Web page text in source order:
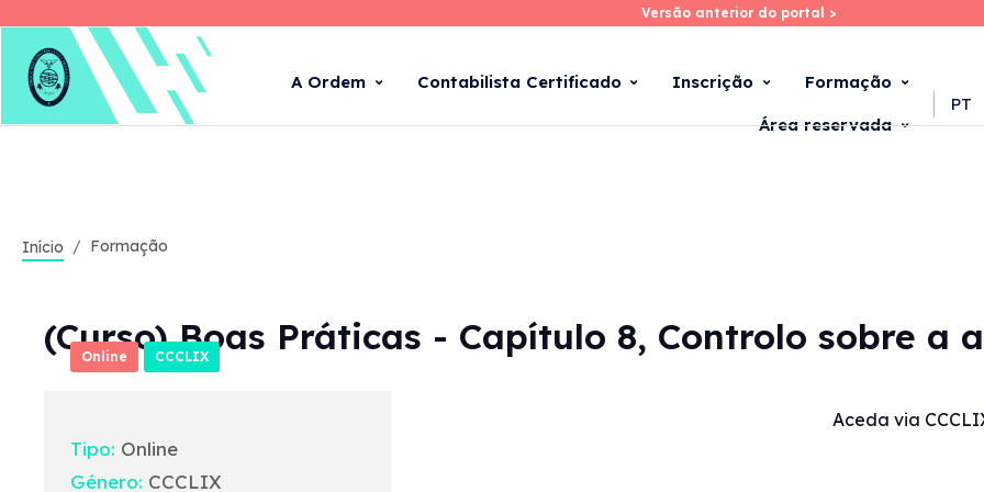
Skip
main
Versão anterior do portal >
Versão anterior do portal >
A Ordem Contabilista Certificado Inscrição Formação
Área reservada
PT
Início Formação
Online CCCLIX
(Curso) Boas Práticas - Capítulo 8, Controlo sobre a
Tipo: Online
Género: CCCLIX
Aceda via